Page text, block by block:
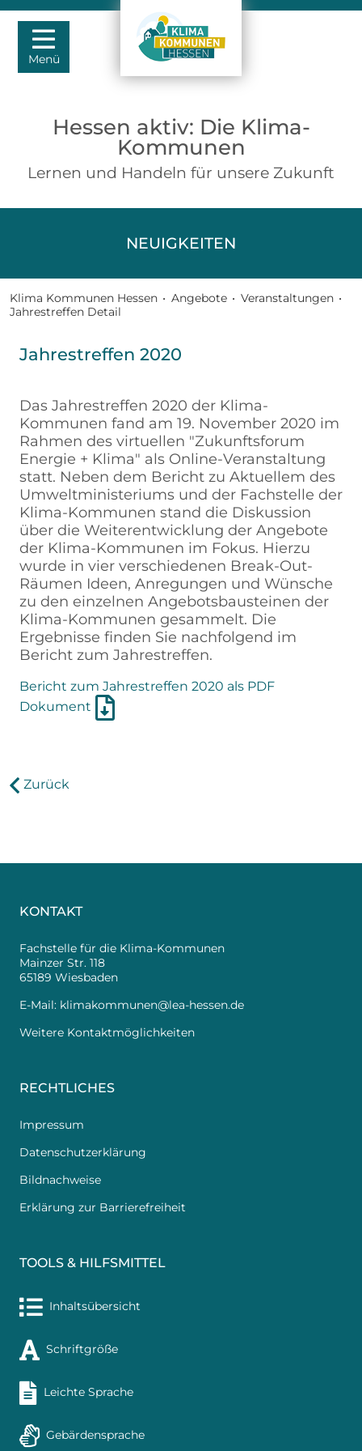
Menü
Hessen aktiv: Die Klima-
Kommunen
Lernen und Handeln für unsere Zukunft
NEUIGKEITEN
Klima Kommunen Hessen • Angebote • Veranstaltungen •
Jahrestreffen Detail
Jahrestreffen 2020
Das Jahrestreffen 2020 der Klima-
Kommunen fand am 19. November 2020 im
Rahmen des virtuellen "Zukunftsforum
Energie + Klima" als Online-Veranstaltung
statt. Neben dem Bericht zu Aktuellem des
Umweltministeriums und der Fachstelle der
Klima-Kommunen stand die Diskussion
über die Weiterentwicklung der Angebote
der Klima-Kommunen im Fokus. Hierzu
wurde in vier verschiedenen Break-Out-
Räumen Ideen, Anregungen und Wünsche
zu den einzelnen Angebotsbausteinen der
Klima-Kommunen gesammelt. Die
Ergebnisse finden Sie nachfolgend im
Bericht zum Jahrestreffen.
Bericht zum Jahrestreffen 2020 als PDF
Dokument
Zurück
KONTAKT
Fachstelle für die Klima-Kommunen
Mainzer Str. 118
65189 Wiesbaden
E-Mail: klimakommunen@lea-hessen.de
Weitere Kontaktmöglichkeiten
RECHTLICHES
Impressum
Datenschutzerklärung
Bildnachweise
Erklärung zur Barrierefreiheit
TOOLS & HILFSMITTEL
Inhaltsübersicht
Schriftgröße
Leichte Sprache
Gebärdensprache